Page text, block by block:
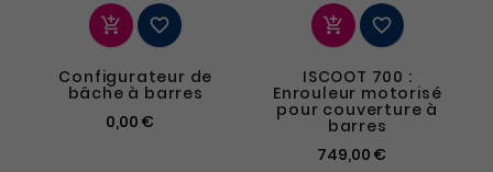
 
Configurateur de
bâche à barres
0,00 €
 
ISCOOT 700 :
Enrouleur motorisé
pour couverture à
barres
749,00 €